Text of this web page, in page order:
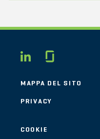
LINKEDIN
MAPPA DEL SITO
PRIVACY
COOKIE